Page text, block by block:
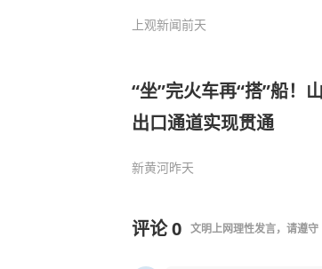
上观新闻前天
“坐”完火车再“搭”船！
出口通道实现贯通
新黄河昨天
评论0 文明上网理性发言，请遵守